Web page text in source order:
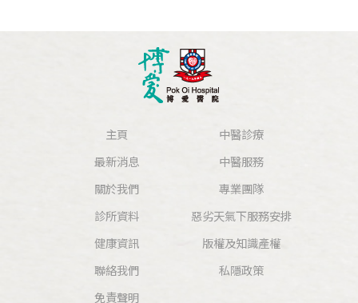
主頁
最新消息
關於我們
中醫診療
中醫服務
專業團隊
診所資料
健康資訊
聯絡我們
惡劣天氣下服務安排
版權及知識產權
私隱政策
免責聲明